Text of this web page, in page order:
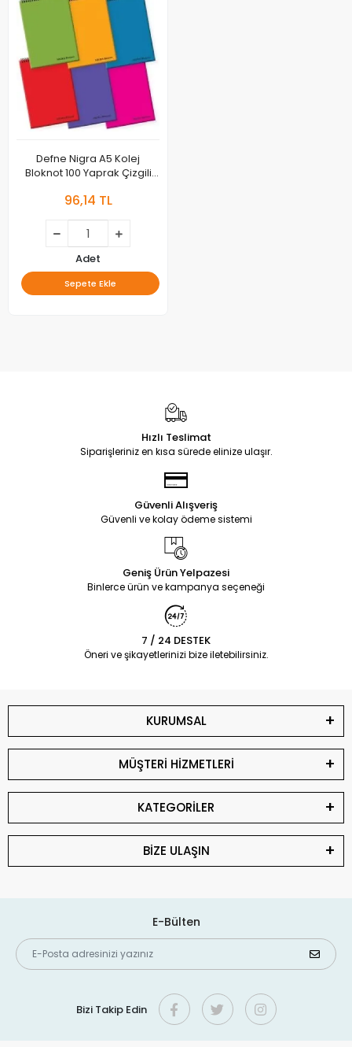
Defne Nigra A5 Kolej
Bloknot 100 Yaprak Çizgili
96,14 TL
Adet
Sepete Ekle
Hızlı Teslimat
Siparişleriniz en kısa sürede elinize ulaşır.
Güvenli Alışveriş
Güvenli ve kolay ödeme sistemi
Geniş Ürün Yelpazesi
Binlerce ürün ve kampanya seçeneği
7 / 24 DESTEK
Öneri ve şikayetlerinizi bize iletebilirsiniz.
KURUMSAL
MÜŞTERİ HİZMETLERİ
KATEGORİLER
BİZE ULAŞIN
E-Bülten
Bizi Takip Edin